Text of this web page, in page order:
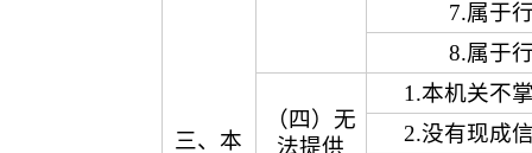
三、本
7.属于
8.属于
（四）无
法提供
1.本机关不
2.没有现成